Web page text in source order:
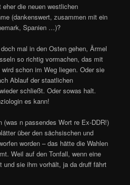
die neuen westlichen
(dankenswert, zusammen mit ein
Spanien …)?
mal in den Osten gehen, Ärmel
so richtig vormachen, das mit
schon im Weg liegen. Oder sie
Ablauf der staatlichen
schließt. Oder sowas halt.
es kann!
(was n passendes Wort re Ex-DDR!)
über den sächsischen und
worden – das hätte die Wahlen
Weil auf den Tonfall, wenn eine
und sie ihm vorhält, ja da druff fährt